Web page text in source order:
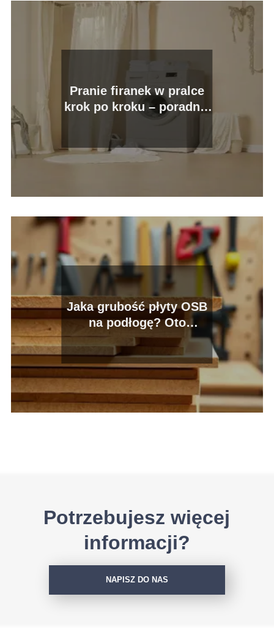
Pranie firanek w pralce
krok po kroku – poradnik
Jaka grubość płyty OSB
na podłogę? Oto
kluczowe informacje!
Potrzebujesz więcej
informacji?
NAPISZ DO NAS